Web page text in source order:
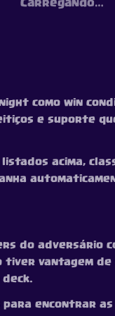
Carregando…
como win
e suporte
acima,
do
tiver vantagem
encontrar